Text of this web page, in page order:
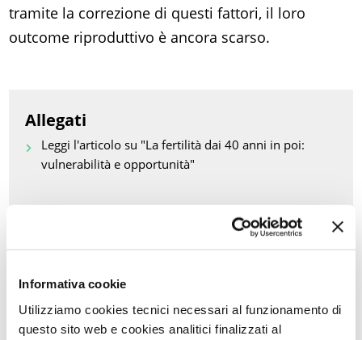
Informativa cookie
Utilizziamo cookies tecnici necessari al funzionamento di
questo sito web e cookies analitici finalizzati al
tramite la correzione di questi fattori, il loro
outcome riproduttivo è ancora scarso.
Allegati
Leggi l'articolo su "La fertilità dai 40 anni in poi:
vulnerabilità e opportunità"
MENOPAUSA